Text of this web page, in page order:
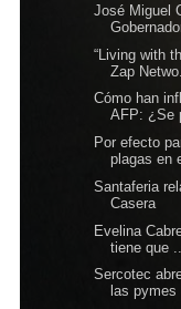
José Miguel
“Living with
Zap
Cómo han
AFP: ¿Se
Por efecto
plagas en
Santaferia
Casera
Evelina
tiene que ...
Sercotec
las pymes